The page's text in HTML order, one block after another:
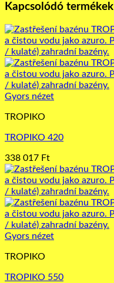
Kapcsolódó termékek
Gyors nézet
TROPIKO
TROPIKO 420
338 017 Ft
Gyors nézet
TROPIKO
TROPIKO 550